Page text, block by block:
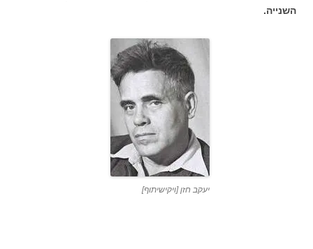
השנייה.
יעקב חזן [ויקישיתוף]